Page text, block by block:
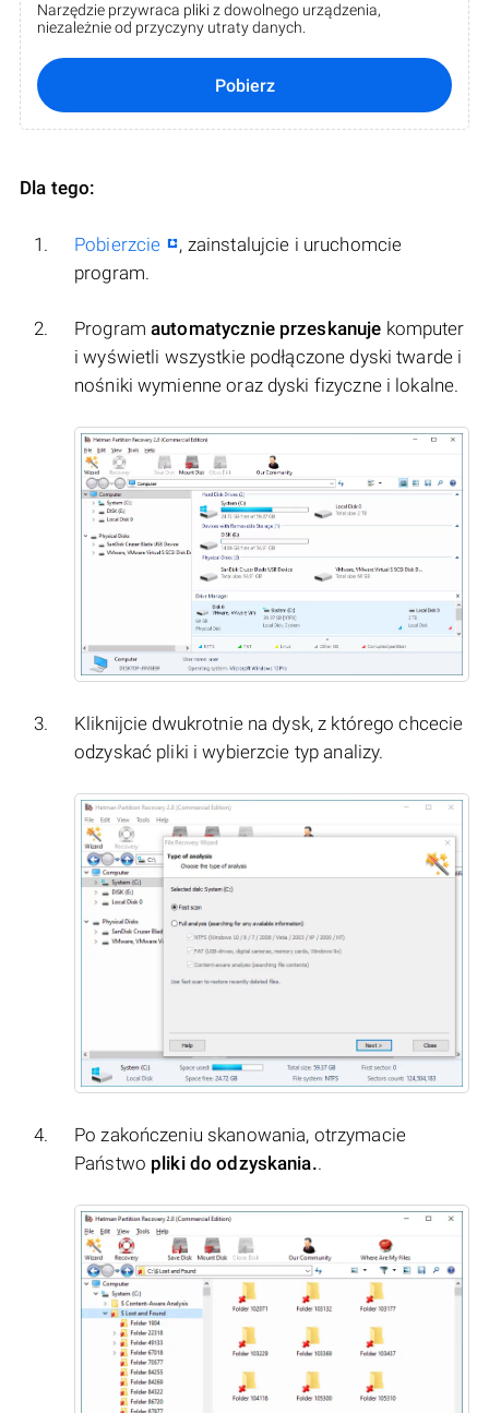
Narzędzie przywraca pliki z dowolnego urządzenia,
niezależnie od przyczyny utraty danych.
Pobierz
Dla tego:
Pobierzcie
, zainstalujcie i uruchomcie
program.
Programautomatycznie przeskanuje komputer
i wyświetli wszystkie podłączone dyski twarde i
nośniki wymienne oraz dyski fizyczne i lokalne.
Kliknijcie dwukrotnie na dysk, z którego chcecie
odzyskać pliki i wybierzcie typ analizy.
Po zakończeniu skanowania, otrzymacie
Państwo pliki do odzyskania..